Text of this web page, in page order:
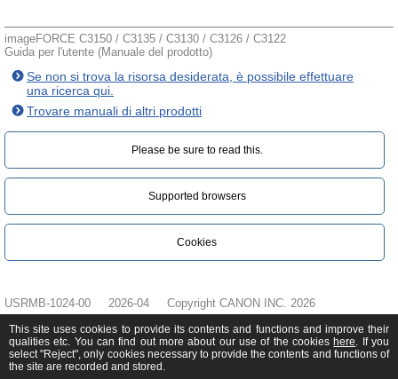
imageFORCE C3150 / C3135 / C3130 / C3126 / C3122
Guida per l'utente (Manuale del prodotto)
Se non si trova la risorsa desiderata, è possibile effettuare
una ricerca qui.
Trovare manuali di altri prodotti
Please be sure to read this.‎
Supported browsers
Cookies
USRMB-1024-00 2026-04 Copyright CANON INC. 2026
This site uses cookies to provide its contents and functions and improve their
qualities etc. You can find out more about our use of the cookies here. If you
select "Reject", only cookies necessary to provide the contents and functions of
the site are recorded and stored.